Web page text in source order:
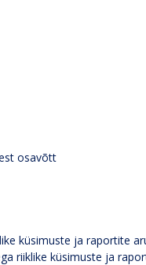
osavõtt
küsimuste ja raportite
riiklike küsimuste ja